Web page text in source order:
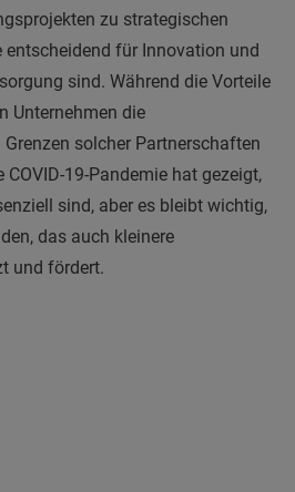
zu strategischen
entscheidend für Innovation und
sind. Während die Vorteile
Unternehmen die
solcher Partnerschaften
19-Pandemie hat gezeigt,
sind, aber es bleibt wichtig,
das auch kleinere
und fördert.